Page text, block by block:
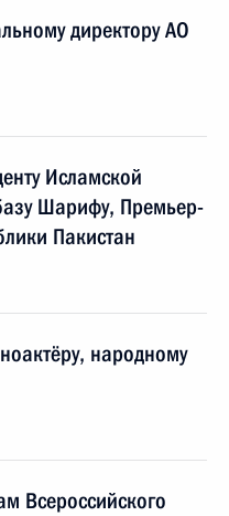
директору АО
Исламской
Шарифу, Премьер-
Пакистан
народному
Всероссийского